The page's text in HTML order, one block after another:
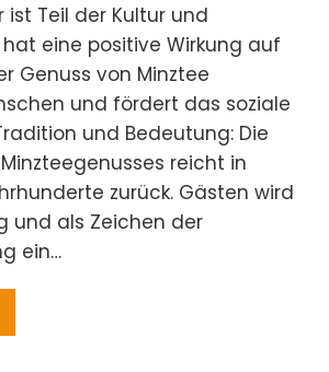
ist Teil der Kultur und
eine positive Wirkung auf
Genuss von Minztee
und fördert das soziale
und Bedeutung: Die
reicht in
zurück. Gästen wird
und als Zeichen der
ein…